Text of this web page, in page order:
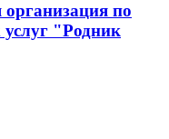
по
услуг "Родник